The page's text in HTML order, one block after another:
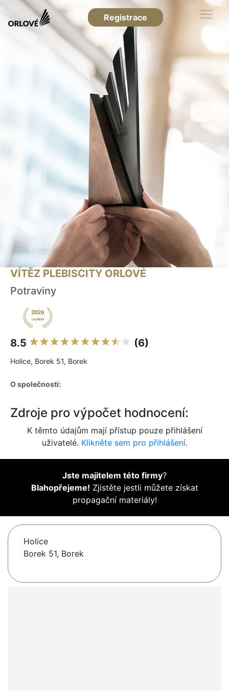
Registrace
VÍTĚZ PLEBISCITY ORLOVÉ
Potraviny
8.5 (6)
Holice, Borek 51, Borek
O společnosti:
Zdroje pro výpočet hodnocení:
K těmto údajům mají přístup pouze přihlášení
uživatelé. Klikněte sem pro přihlášení.
Jste majitelem této firmy?
Blahopřejeme! Zjistěte jestli můžete získat
propagační materiály!
Holice
Borek 51, Borek